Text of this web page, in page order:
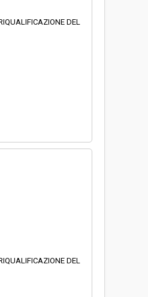
DEL
DEL